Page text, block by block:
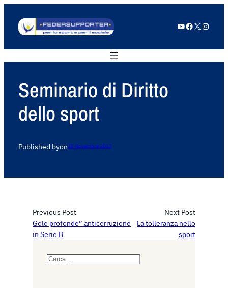
YouTube Facebook X Instagram
Seminario di Diritto
dello sport
Published byon13 Novembre 2013
Previous Post
Gole profonde” anticorruzione
in Serie B
Next Post
La tolleranza nello
sport
S